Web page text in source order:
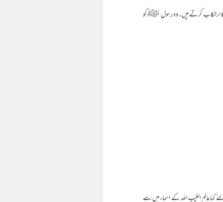
رسول ﷺ کی ناپسندیدہ چیزوں کا ارتکاب کرتے ہیں۔وہ رسول ﷺ کو
الغیب اللہ کے اسماء میں سے